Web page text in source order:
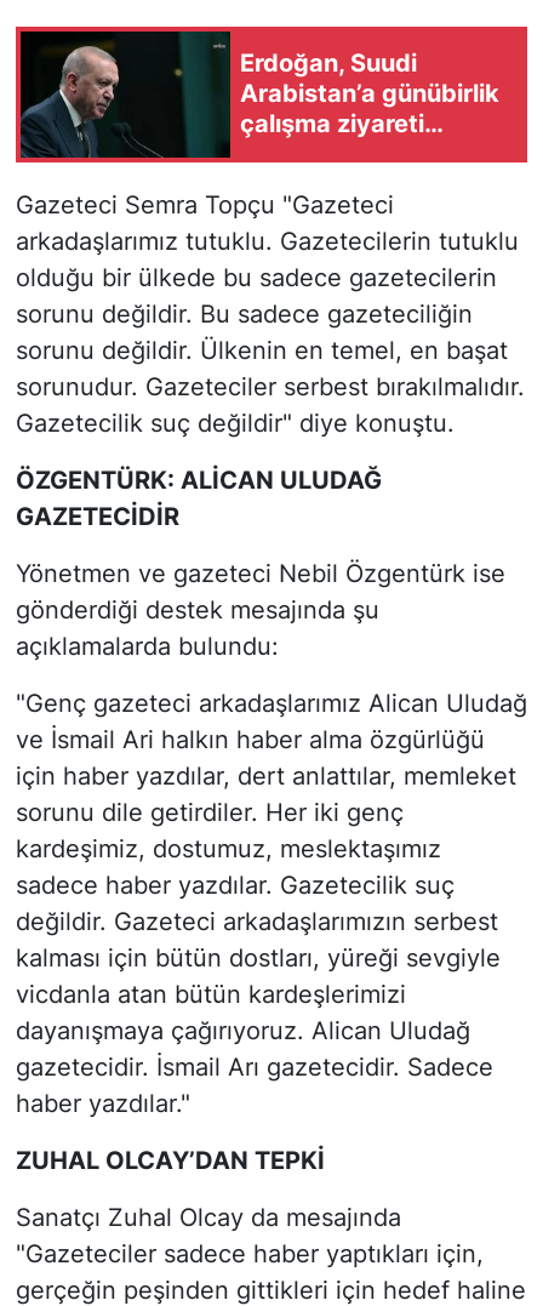
Erdoğan, Suudi
Arabistan’a günübirlik
çalışma ziyareti
Gazeteci Semra Topçu "Gazeteci
arkadaşlarımız tutuklu. Gazetecilerin tutuklu
olduğu bir ülkede bu sadece gazetecilerin
sorunu değildir. Bu sadece gazeteciliğin
sorunu değildir. Ülkenin en temel, en başat
sorunudur. Gazeteciler serbest bırakılmalıdır.
Gazetecilik suç değildir" diye konuştu.
ÖZGENTÜRK: ALİCAN ULUDAĞ
GAZETECİDİR
Yönetmen ve gazeteci Nebil Özgentürk ise
gönderdiği destek mesajında şu
açıklamalarda bulundu:
"Genç gazeteci arkadaşlarımız Alican Uludağ
ve İsmail Ari halkın haber alma özgürlüğü
için haber yazdılar, dert anlattılar, memleket
sorunu dile getirdiler. Her iki genç
kardeşimiz, dostumuz, meslektaşımız
sadece haber yazdılar. Gazetecilik suç
değildir. Gazeteci arkadaşlarımızın serbest
kalması için bütün dostları, yüreği sevgiyle
vicdanla atan bütün kardeşlerimizi
dayanışmaya çağırıyoruz. Alican Uludağ
gazetecidir. İsmail Arı gazetecidir. Sadece
haber yazdılar."
ZUHAL OLCAY’DAN TEPKİ
Sanatçı Zuhal Olcay da mesajında
"Gazeteciler sadece haber yaptıkları için,
gerçeğin peşinden gittikleri için hedef haline